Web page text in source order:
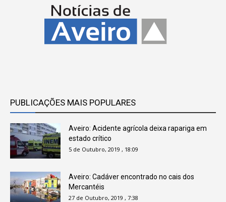
PUBLICAÇÕES MAIS POPULARES
Aveiro: Acidente agrícola deixa rapariga em
estado crítico
5 de Outubro, 2019 , 18:09
Aveiro: Cadáver encontrado no cais dos
Mercantéis
27 de Outubro, 2019 , 7:38